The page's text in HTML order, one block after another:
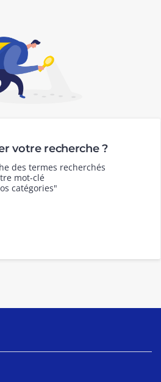
votre recherche ?
des termes recherchés
mot-clé
catégories"